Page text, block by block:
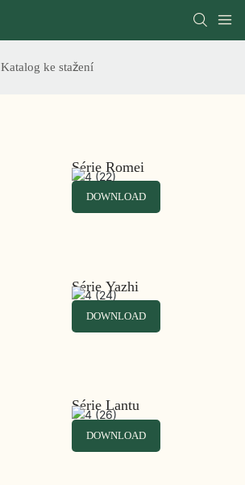
Katalog ke stažení
Série Romei
DOWNLOAD
Série Yazhi
DOWNLOAD
Série Lantu
DOWNLOAD